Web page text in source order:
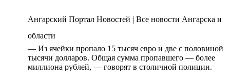
Ангарский Портал Новостей | Все новости Ангарска и
области
— Из ячейки пропало 15 тысяч евро и две с половиной
тысячи долларов. Общая сумма пропавшего — более
миллиона рублей, — говорят в столичной полиции.